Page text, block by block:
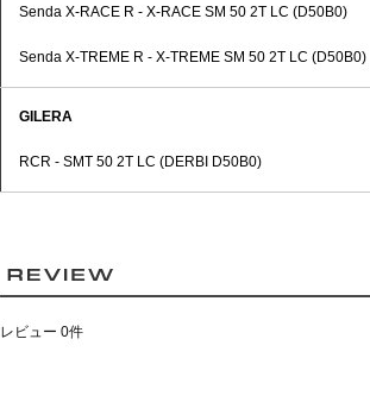
Senda X-RACE R - X-RACE SM 50 2T LC (D50B0)
Senda X-TREME R - X-TREME SM 50 2T LC (D50B0)
GILERA
RCR - SMT 50 2T LC (DERBI D50B0)
レビュー 0件